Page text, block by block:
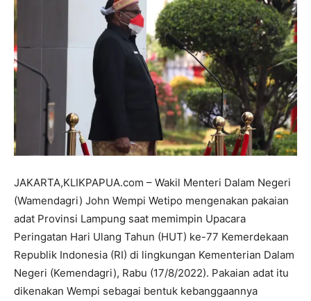
JAKARTA,KLIKPAPUA.com – Wakil Menteri Dalam Negeri
(Wamendagri) John Wempi Wetipo mengenakan pakaian
adat Provinsi Lampung saat memimpin Upacara
Peringatan Hari Ulang Tahun (HUT) ke-77 Kemerdekaan
Republik Indonesia (RI) di lingkungan Kementerian Dalam
Negeri (Kemendagri), Rabu (17/8/2022). Pakaian adat itu
dikenakan Wempi sebagai bentuk kebanggaannya